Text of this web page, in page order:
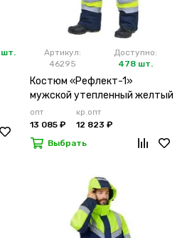
шт.
Артикул:
46295
Доступно:
478 шт.
Костюм «Рефлект-1»
мужской утепленный желтый
с п/к
опт
13 085 ₽
кр.опт
12 823 ₽
Выбрать